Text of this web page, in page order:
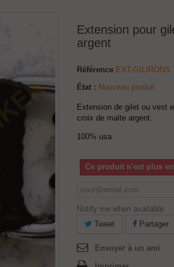
Extension pour
argent
Référence EXT-GILIRONS
État : Nouveau produit
Extension de gilet ou vest
croix de malte argent.
100% usa
Ce produit n'est plus
Notify me when available
Tweet
Partager
Envoyer à un ami